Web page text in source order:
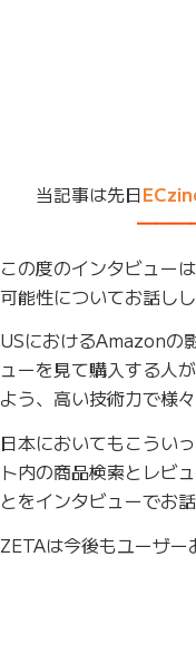
当記事は先日
この度のインタビュー
可能性についてお話しし
USにおけるAmazonの
ューを見て購入する人
よう、高い技術力で様
日本においてもこうい
ト内の商品検索とレビ
とをインタビューでお
ZETAは今後もユーザー